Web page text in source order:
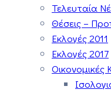
Τελευταία
Θέσεις –
Εκλογές 2011
Εκλογές 2017